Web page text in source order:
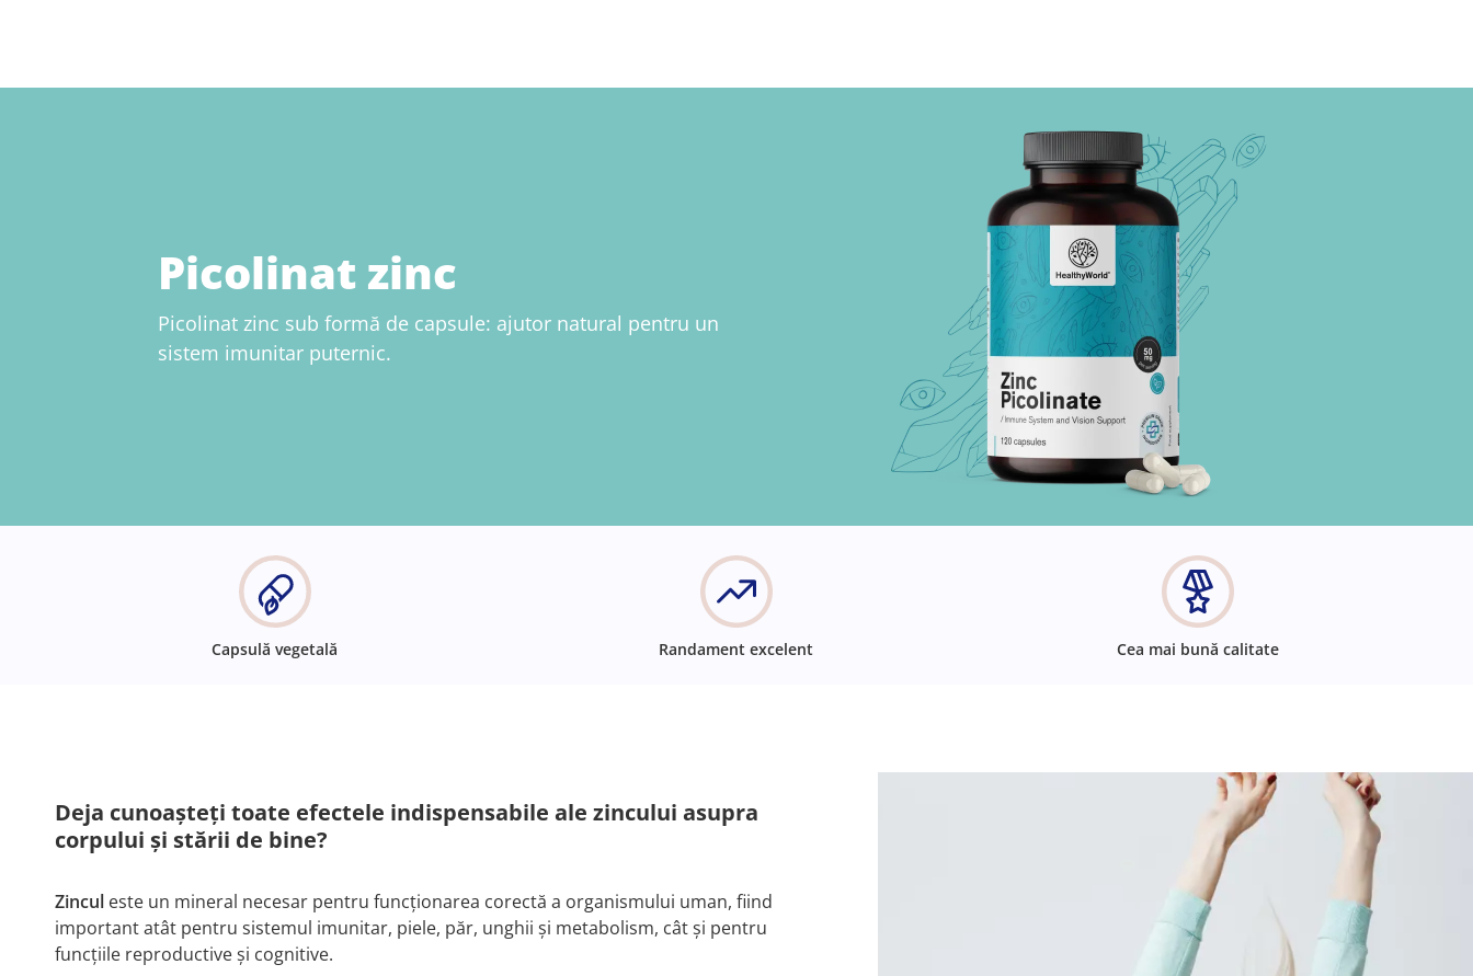
Picolinat zinc
Picolinat zinc sub formă de capsule: ajutor natural pentru un
sistem imunitar puternic.
Capsulă vegetală Randament excelent Cea mai bună calitate
Deja cunoașteți toate efectele indispensabile ale zincului asupra
corpului şi stării de bine?
Zincul este un mineral necesar pentru funcţionarea corectă a organismului uman, fiind
important atât pentru sistemul imunitar, piele, păr, unghii şi metabolism, cât şi pentru
funcţiile reproductive şi cognitive.